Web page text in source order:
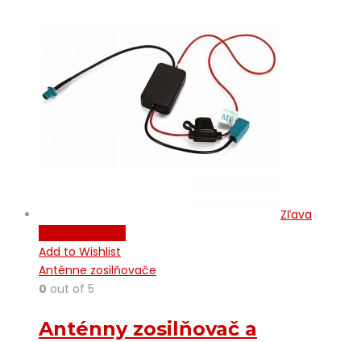
Zľava
Add to Wishlist
Anténne zosilňovače
0 out of 5
Anténny zosilňovač a